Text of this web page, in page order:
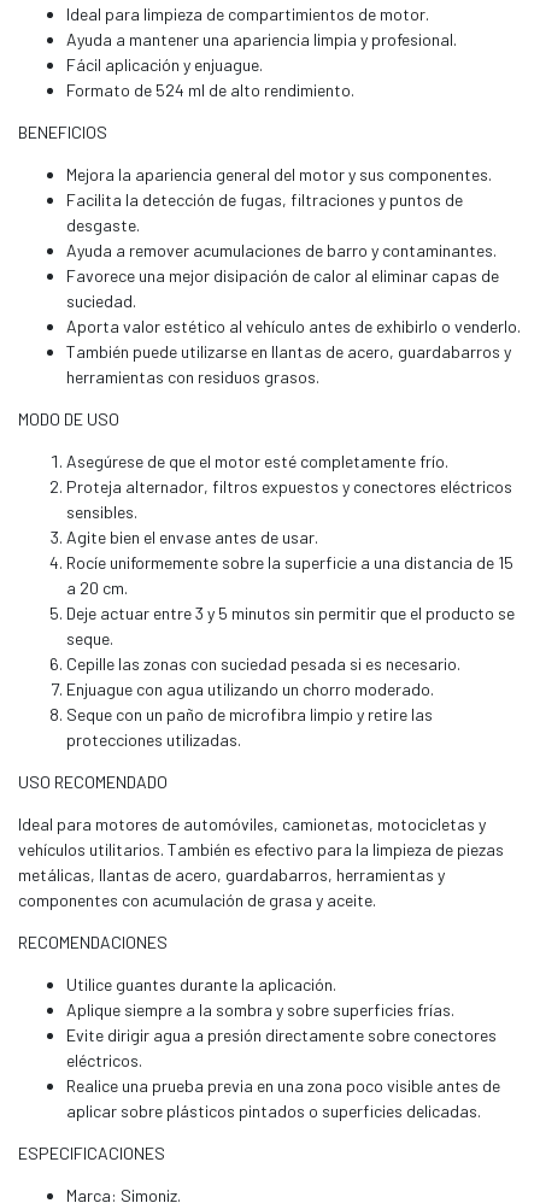
Ideal para limpieza de compartimientos de motor.
Ayuda a mantener una apariencia limpia y profesional.
Fácil aplicación y enjuague.
Formato de 524 ml de alto rendimiento.
BENEFICIOS
Mejora la apariencia general del motor y sus componentes.
Facilita la detección de fugas, filtraciones y puntos de
desgaste.
Ayuda a remover acumulaciones de barro y contaminantes.
Favorece una mejor disipación de calor al eliminar capas de
suciedad.
Aporta valor estético al vehículo antes de exhibirlo o venderlo.
También puede utilizarse en llantas de acero, guardabarros y
herramientas con residuos grasos.
MODO DE USO
Asegúrese de que el motor esté completamente frío.
Proteja alternador, filtros expuestos y conectores eléctricos
sensibles.
Agite bien el envase antes de usar.
Rocíe uniformemente sobre la superficie a una distancia de 15
a 20 cm.
Deje actuar entre 3 y 5 minutos sin permitir que el producto se
seque.
Cepille las zonas con suciedad pesada si es necesario.
Enjuague con agua utilizando un chorro moderado.
Seque con un paño de microfibra limpio y retire las
protecciones utilizadas.
USO RECOMENDADO
Ideal para motores de automóviles, camionetas, motocicletas y
vehículos utilitarios. También es efectivo para la limpieza de piezas
metálicas, llantas de acero, guardabarros, herramientas y
componentes con acumulación de grasa y aceite.
RECOMENDACIONES
Utilice guantes durante la aplicación.
Aplique siempre a la sombra y sobre superficies frías.
Evite dirigir agua a presión directamente sobre conectores
eléctricos.
Realice una prueba previa en una zona poco visible antes de
aplicar sobre plásticos pintados o superficies delicadas.
ESPECIFICACIONES
Marca: Simoniz.